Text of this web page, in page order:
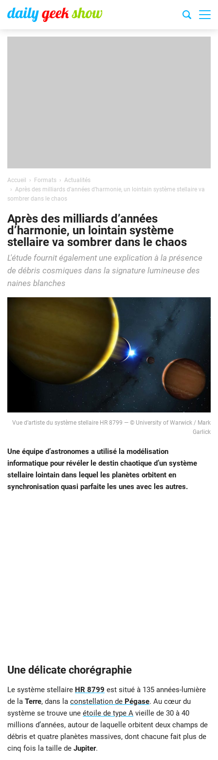
Accueil Formats
Actualités
Après des milliards d’années d’harmonie, un lointain système stellaire va
sombrer dans le chaos
Après des milliards d’années
d’harmonie, un lointain système
stellaire va sombrer dans le chaos
L'étude fournit également une explication à la présence
de débris cosmiques dans la signature lumineuse des
naines blanches
Vue d’artiste du système stellaire HR 8799 — © University of Warwick / Mark
Garlick
Une équipe d’astronomes a utilisé la modélisation
informatique pour révéler le destin chaotique d’un système
stellaire lointain dans lequel les planètes orbitent en
synchronisation quasi parfaite les unes avec les autres.
Une délicate chorégraphie
Le système stellaire HR 8799 est situé à 135 années-lumière
de la Terre, dans la constellation de Pégase. Au cœur du
système se trouve une étoile de type A vieille de 30 à 40
millions d’années, autour de laquelle orbitent deux champs de
débris et quatre planètes massives, dont chacune fait plus de
cinq fois la taille de Jupiter.